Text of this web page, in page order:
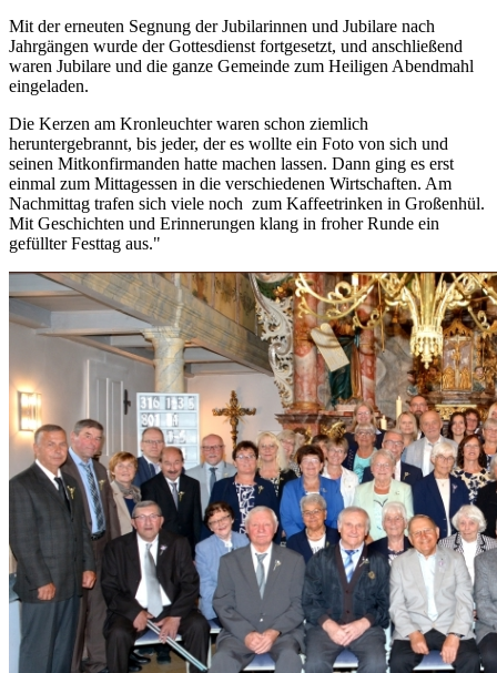
Mit der erneuten Segnung der Jubilarinnen und Jubilare nach
Jahrgängen wurde der Gottesdienst fortgesetzt, und anschließend
waren Jubilare und die ganze Gemeinde zum Heiligen Abendmahl
eingeladen.
Die Kerzen am Kronleuchter waren schon ziemlich
heruntergebrannt, bis jeder, der es wollte ein Foto von sich und
seinen Mitkonfirmanden hatte machen lassen. Dann ging es erst
einmal zum Mittagessen in die verschiedenen Wirtschaften. Am
Nachmittag trafen sich viele noch zum Kaffeetrinken in Großenhül.
Mit Geschichten und Erinnerungen klang in froher Runde ein
gefüllter Festtag aus."